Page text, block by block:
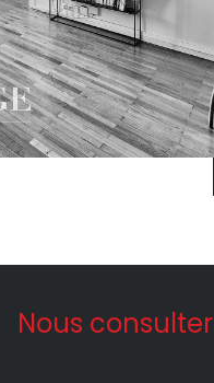
Nous consulter